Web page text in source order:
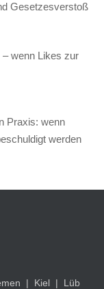
Gesetzesverstoß
wenn Likes zur
Praxis: wenn
werden
| Kiel |
Lüb